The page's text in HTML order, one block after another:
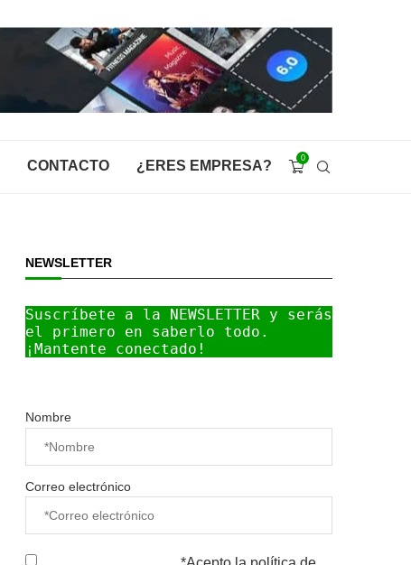
CONTACTO ¿ERES EMPRESA? 0
NEWSLETTER
Suscríbete a la NEWSLETTER y serás
el primero en saberlo todo.
¡Mantente conectado!
Nombre
Correo electrónico